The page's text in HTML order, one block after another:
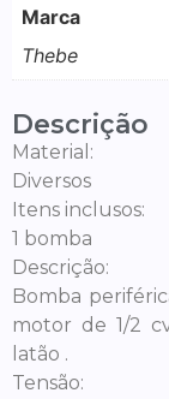
Marca
Thebe
Descrição
Material:
Diversos
Itens inclusos:
1 bomba
Descrição:
Bomba
motor de 1/2
latão .
Tensão: